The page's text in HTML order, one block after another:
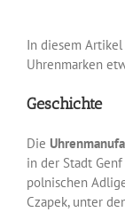
In diesem
Uhrenmarken
Geschichte
Die
in der Stadt
polnischen
Czapek, unter